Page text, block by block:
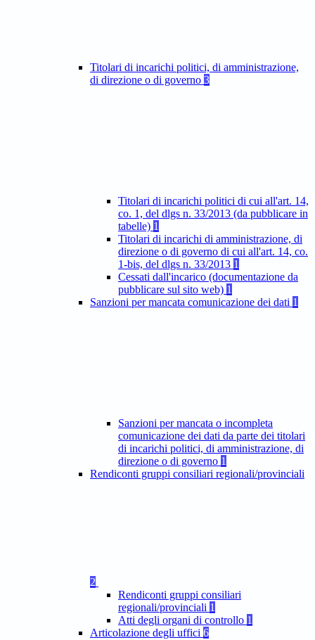
Titolari di incarichi politici, di amministrazione,
di direzione o di governo 3
Titolari di incarichi politici di cui all'art. 14,
co. 1, del dlgs n. 33/2013 (da pubblicare in
tabelle) 1
Titolari di incarichi di amministrazione, di
direzione o di governo di cui all'art. 14, co.
1-bis, del dlgs n. 33/2013 1
Cessati dall'incarico (documentazione da
pubblicare sul sito web) 1
Sanzioni per mancata comunicazione dei dati 1
Sanzioni per mancata o incompleta
comunicazione dei dati da parte dei titolari
di incarichi politici, di amministrazione, di
direzione o di governo 1
Rendiconti gruppi consiliari regionali/provinciali
2
Rendiconti gruppi consiliari
regionali/provinciali 1
Atti degli organi di controllo 1
Articolazione degli uffici 6